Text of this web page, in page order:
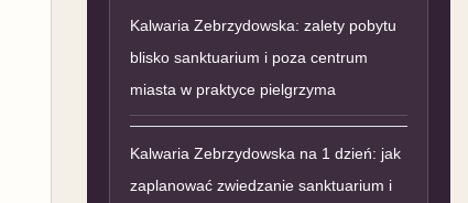
Kalwaria Zebrzydowska: zalety pobytu
blisko sanktuarium i poza centrum
miasta w praktyce pielgrzyma
Kalwaria Zebrzydowska na 1 dzień: jak
zaplanować zwiedzanie sanktuarium i